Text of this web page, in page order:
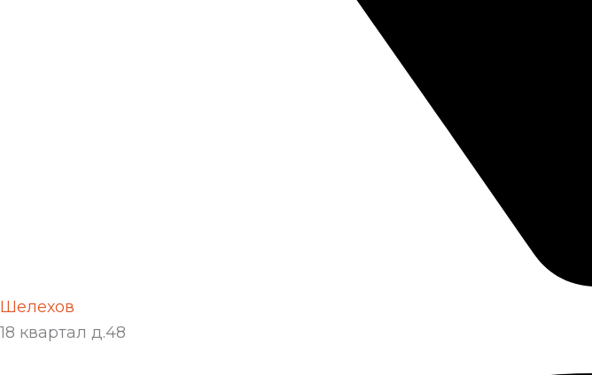
Шелехов
18 квартал д.48